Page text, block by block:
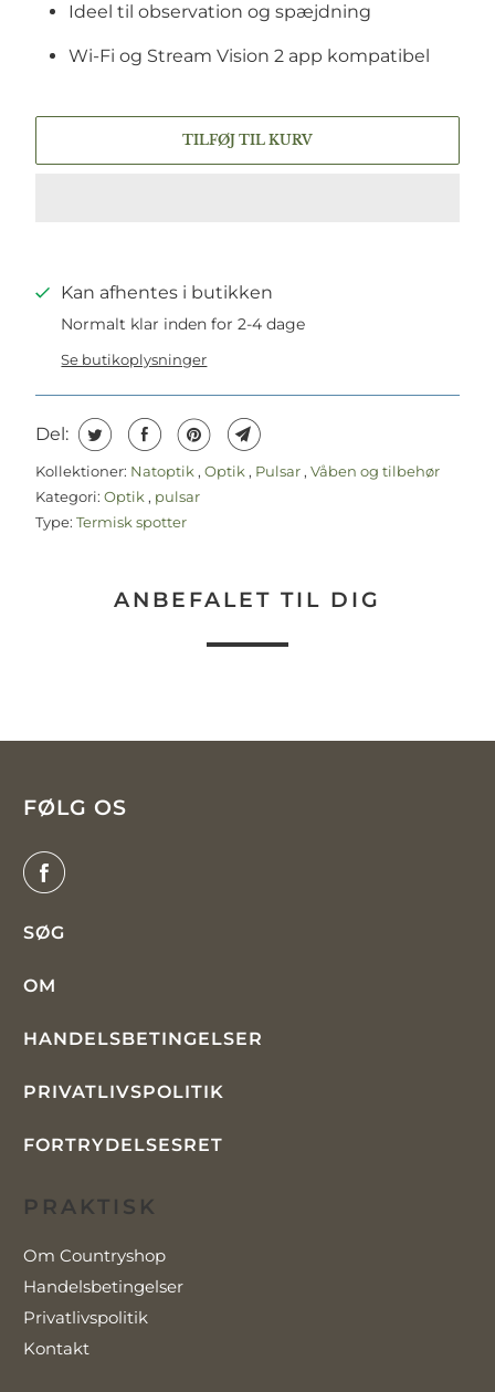
Ideel til observation og spæjdning
Wi-Fi og Stream Vision 2 app kompatibel
TILFØJ TIL KURV
Kan afhentes i butikken
Normalt klar inden for 2-4 dage
Se butikoplysninger
Del:
Kollektioner: Natoptik, Optik, Pulsar, Våben og tilbehør
Kategori: Optik, pulsar
Type: Termisk spotter
ANBEFALET TIL DIG
FØLG OS
SØG
OM
HANDELSBETINGELSER
PRIVATLIVSPOLITIK
FORTRYDELSESRET
PRAKTISK
Om Countryshop
Handelsbetingelser
Privatlivspolitik
Kontakt